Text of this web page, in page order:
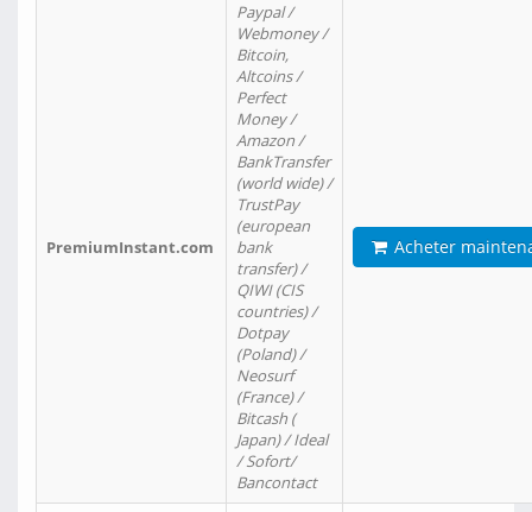
PremiumInstant.com
Paypal /
Webmoney /
Bitcoin,
Altcoins /
Perfect
Money /
Amazon /
BankTransfer
(world wide) /
TrustPay
(european
bank
transfer) /
QIWI (CIS
countries) /
Dotpay
(Poland) /
Neosurf
(France) /
Bitcash (
Japan) / Ideal
/ Sofort/
Bancontact
Acheter